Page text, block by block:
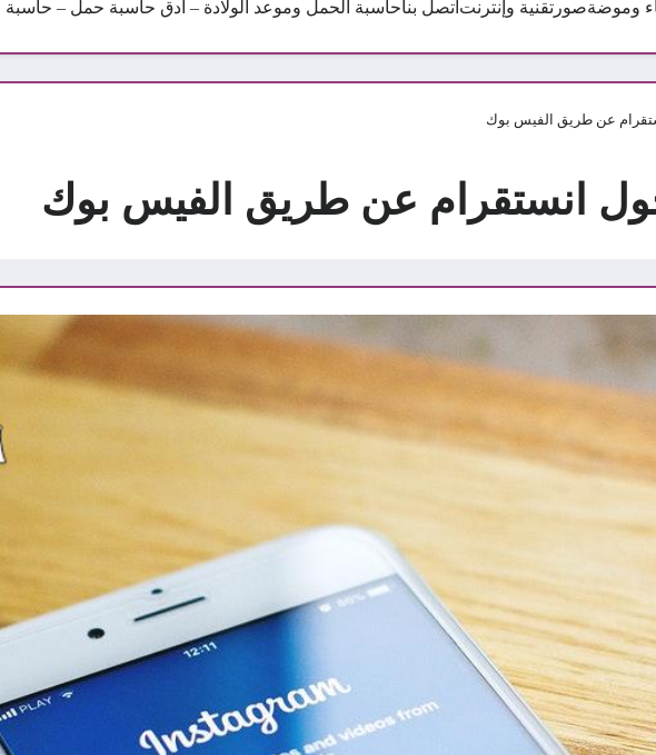
وموضةصور تقنية وإنترنت اتصل بناحاسبة الحمل وموعد الولادة – أدق حاسبة حمل – حاسبة
عن طريق الفيس بوك
انستقرام عن طريق الفيس بوك